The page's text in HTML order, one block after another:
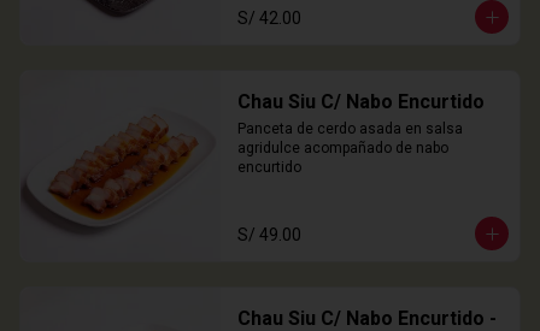
S/ 42.00
Chau Siu C/ Nabo Encurtido
Panceta de cerdo asada en salsa
agridulce acompañado de nabo
encurtido
S/ 49.00
Chau Siu C/ Nabo Encurtido -